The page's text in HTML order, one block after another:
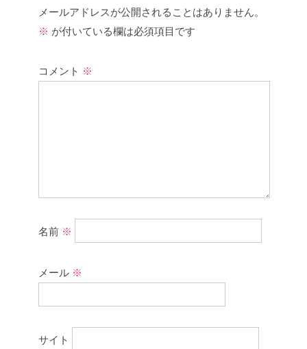
メールアドレスが公開されることはありません。
※ が付いている欄は必須項目です
コメント ※
名前 ※
メール ※
サイト